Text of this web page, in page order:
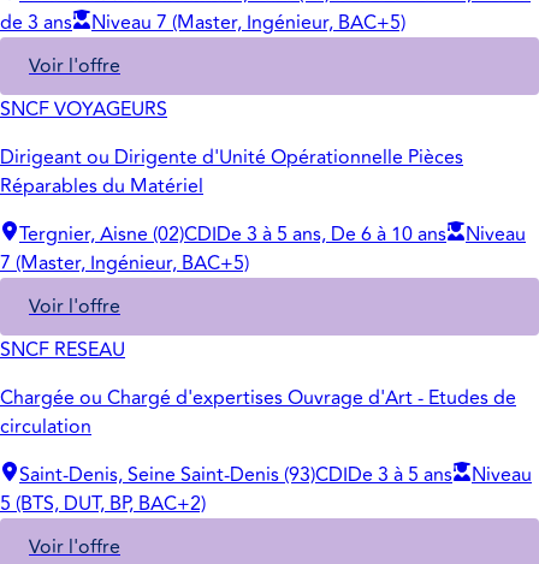
de 3 ans
Niveau 7 (Master, Ingénieur, BAC+5)
Voir l'offre
SNCF VOYAGEURS
Dirigeant ou Dirigente d'Unité Opérationnelle Pièces
Réparables du Matériel
Tergnier, Aisne (02)CDIDe 3 à 5 ans, De 6 à 10 ans
Niveau
7 (Master, Ingénieur, BAC+5)
Voir l'offre
SNCF RESEAU
Chargée ou Chargé d'expertises Ouvrage d'Art - Etudes de
circulation
Saint-Denis, Seine Saint-Denis (93)CDIDe 3 à 5 ans
Niveau
5 (BTS, DUT, BP, BAC+2)
Voir l'offre